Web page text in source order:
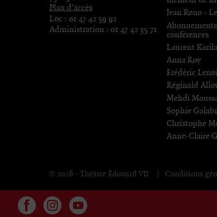
FacebookInstagram
Plan d’accès
Loc : 01 47 42 59 92
Administration : 01 47 42 35 71
Jean Reno -
conférences
Laurent
Anna Roy
Frédéric
Réginald
Mehdi
Sophie
Christophe
Anne-Claire
© 2026 - Théâtre Édouard VII Conditions